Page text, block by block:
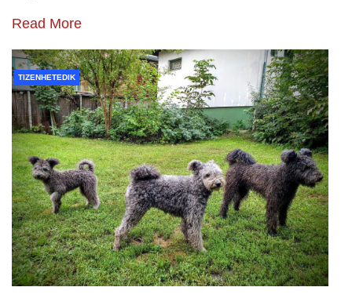
Read More
TIZENHETEDIK